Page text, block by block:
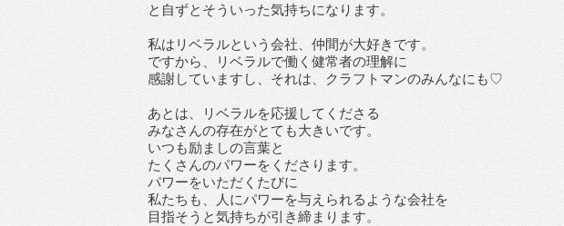
と自ずとそういった気持ちになります。
私はリベラルという会社、仲間が大好きです。
ですから、リベラルで働く健常者の理解に
感謝していますし、それは、クラフトマンのみんなにも♡
あとは、リベラルを応援してくださる
みなさんの存在がとても大きいです。
いつも励ましの言葉と
たくさんのパワーをくださります。
パワーをいただくたびに
私たちも、人にパワーを与えられるような会社を
目指そうと気持ちが引き締まります。